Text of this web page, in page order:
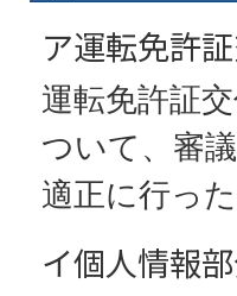
ア運転免許
運転免許証
ついて、審
適正に行っ
イ個人情報